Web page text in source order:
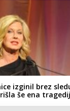
izginil brez
še ena